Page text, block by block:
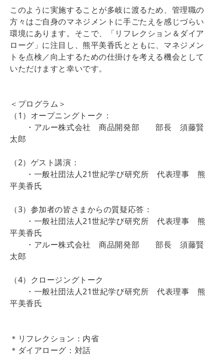
このように実施することが多岐に渡るため、管理職の
方々はご自身のマネジメントに手ごたえを感じづらい
環境にあります。そこで、「リフレクション＆ダイア
ローグ」に注目し、熊平美香氏とともに、マネジメン
トを点検／向上するための仕掛けを考える機会として
いただけますと幸いです。
＜プログラム＞
（1）オープニングトーク：
・アルー株式会社 商品開発部 部長 須藤賢
太郎
（2）ゲスト講演：
・一般社団法人21世紀学び研究所 代表理事 熊
平美香氏
（3）参加者の皆さまからの質疑応答：
・一般社団法人21世紀学び研究所 代表理事 熊
平美香氏
・アルー株式会社 商品開発部 部長 須藤賢
太郎
（4）クロージングトーク
・一般社団法人21世紀学び研究所 代表理事 熊
平美香氏
＊リフレクション：内省
＊ダイアローグ：対話